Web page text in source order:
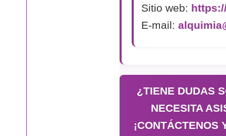
Sitio web:
E-mail:
¿TIENE DUDAS
NECESITA